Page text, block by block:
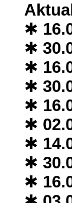
✱
✱
✱
✱
✱
✱
✱
✱
✱